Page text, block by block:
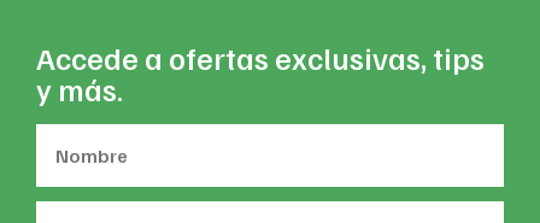
Accede a ofertas exclusivas, tips
y más.